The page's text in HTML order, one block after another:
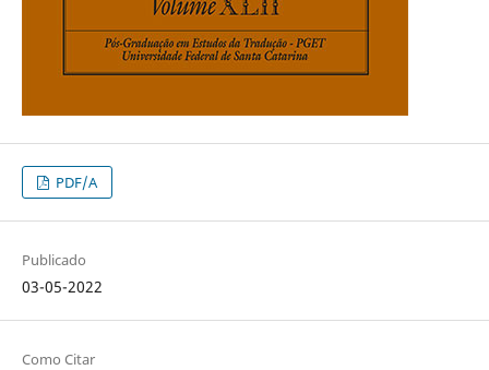
PDF/A
Publicado
03-05-2022
Como Citar